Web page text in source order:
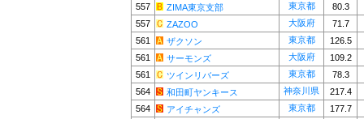
557
ZIMA東京支部 東京都
80.3
557
ZAZOO 大阪府
71.7
561
ザクソン 東京都
126.5
561
サーモンズ 大阪府
109.2
561
ツインリバーズ 東京都
78.3
564
和田町ヤンキース 神奈川県
217.4
564
アイチャンズ 東京都
177.7